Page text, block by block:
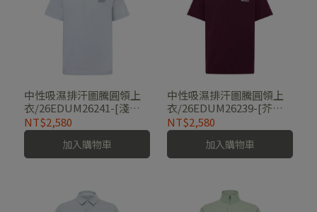
中性吸濕排汗圖騰圓領上
衣/26EDUM26241-[淺
藍、 炭灰]
NT$2,580
加入購物車
中性吸濕排汗圖騰圓領上
衣/26EDUM26239-[芥末
黃、炭灰、酒紅、純白]
NT$2,580
加入購物車